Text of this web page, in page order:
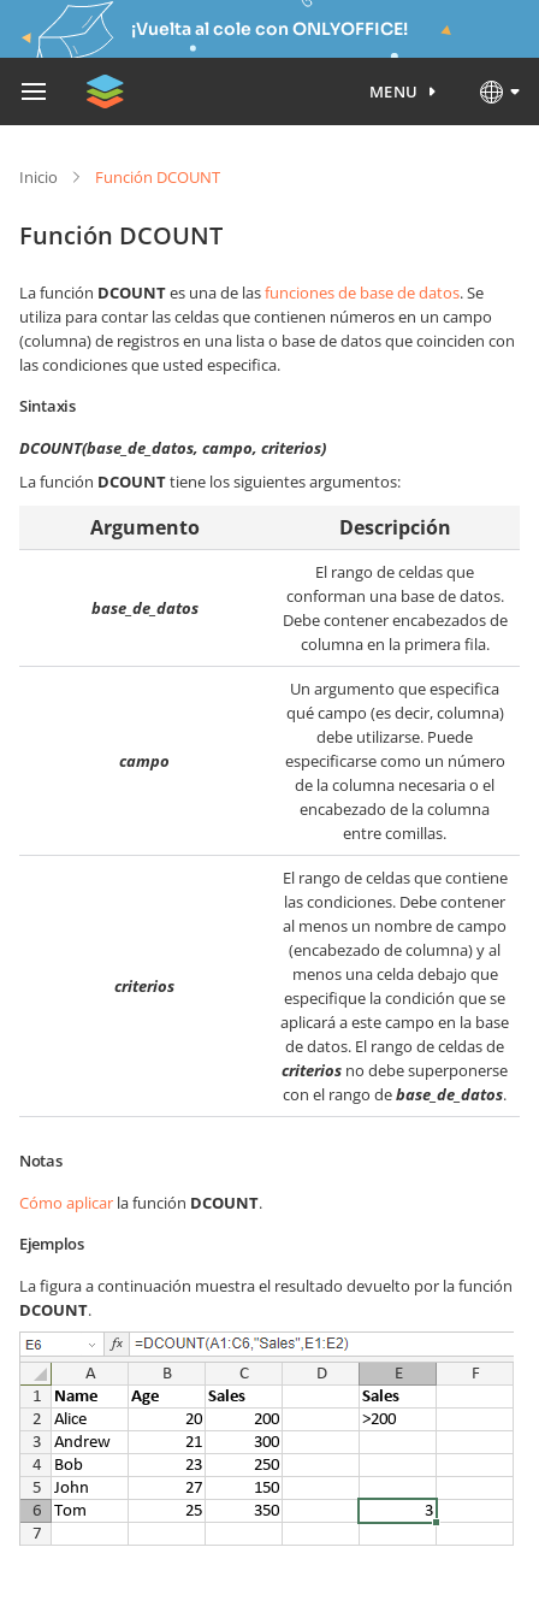
¡Vuelta al cole con ONLYOFFICE!
MENU
Inicio Función DCOUNT
Función DCOUNT
La función DCOUNTes una de lasfunciones de base de datos. Se
utiliza para contar las celdas que contienen números en un campo
(columna) de registros en una lista o base de datos que coinciden con
las condiciones que usted especifica.
Sintaxis
DCOUNT(base_de_datos, campo, criterios)
La función DCOUNTtiene los siguientes argumentos:
Argumento Descripción
base_de_datos
El rango de celdas que
conforman una base de datos.
Debe contener encabezados de
columna en la primera fila.
campo
Un argumento que especifica
qué campo (es decir, columna)
debe utilizarse. Puede
especificarse como un número
de la columna necesaria o el
encabezado de la columna
entre comillas.
criterios
El rango de celdas que contiene
las condiciones. Debe contener
al menos un nombre de campo
(encabezado de columna) y al
menos una celda debajo que
especifique la condición que se
aplicará a este campo en la base
de datos. El rango de celdas de
criterios no debe superponerse
con el rango debase_de_datos.
Notas
Cómo aplicar la función DCOUNT.
Ejemplos
La figura a continuación muestra el resultado devuelto por la función
DCOUNT.